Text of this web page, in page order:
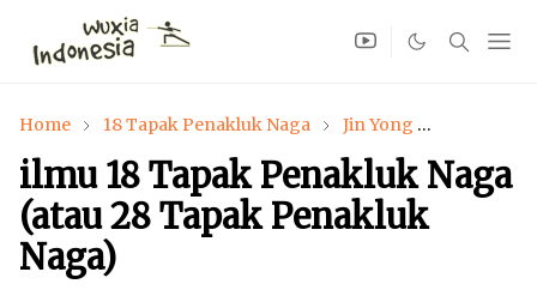
Home 18 Tapak Penakluk Naga Jin Yong
ilmu 18 Tapak Penakluk Naga
(atau 28 Tapak Penakluk
Naga)